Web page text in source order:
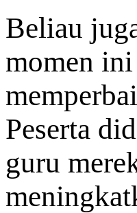
Beliau
momen
Peserta
guru